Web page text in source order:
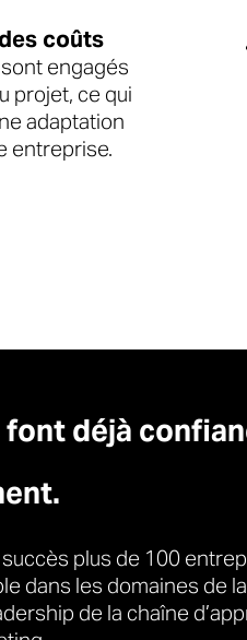
coûts
engagés
projet, ce qui
adaptation
entreprise.
déjà
plus de 100
dans les domaines de
de la chaîne